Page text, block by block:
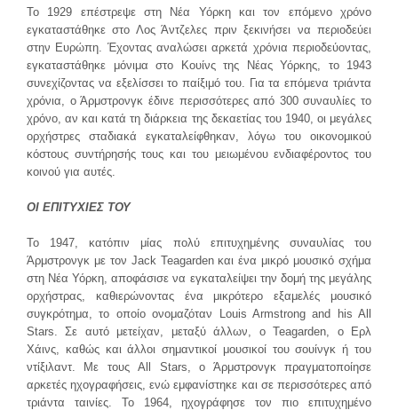
Το 1929 επέστρεψε στη Νέα Υόρκη και τον επόμενο χρόνο
εγκαταστάθηκε στο Λος Άντζελες πριν ξεκινήσει να περιοδεύει
στην Ευρώπη. Έχοντας αναλώσει αρκετά χρόνια περιοδεύοντας,
εγκαταστάθηκε μόνιμα στο Κουίνς της Νέας Υόρκης, το 1943
συνεχίζοντας να εξελίσσει το παίξιμό του. Για τα επόμενα τριάντα
χρόνια, ο Άρμστρονγκ έδινε περισσότερες από 300 συναυλίες το
χρόνο, αν και κατά τη διάρκεια της δεκαετίας του 1940, οι μεγάλες
ορχήστρες σταδιακά εγκαταλείφθηκαν, λόγω του οικονομικού
κόστους συντήρησής τους και του μειωμένου ενδιαφέροντος του
κοινού για αυτές.
ΟΙ ΕΠΙΤΥΧΙΕΣ ΤΟΥ
Το 1947, κατόπιν μίας πολύ επιτυχημένης συναυλίας του
Άρμστρονγκ με τον Jack Teagarden και ένα μικρό μουσικό σχήμα
στη Νέα Υόρκη, αποφάσισε να εγκαταλείψει την δομή της μεγάλης
ορχήστρας, καθιερώνοντας ένα μικρότερο εξαμελές μουσικό
συγκρότημα, το οποίο ονομαζόταν Louis Armstrong and his All
Stars. Σε αυτό μετείχαν, μεταξύ άλλων, ο Teagarden, ο Ερλ
Χάινς, καθώς και άλλοι σημαντικοί μουσικοί του σουίνγκ ή του
ντίξιλαντ. Με τους All Stars, ο Άρμστρονγκ πραγματοποίησε
αρκετές ηχογραφήσεις, ενώ εμφανίστηκε και σε περισσότερες από
τριάντα ταινίες. Το 1964, ηχογράφησε τον πιο επιτυχημένο